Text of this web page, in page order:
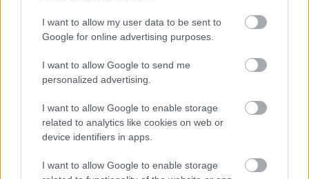
I want to allow my user data to be sent to
Google for online advertising purposes.
I want to allow Google to send me
personalized advertising.
I want to allow Google to enable storage
related to analytics like cookies on web or
device identifiers in apps.
I want to allow Google to enable storage
Lehet, hogy mégis megússzuk Paks teljes leállítását, némileg
emelkedett a vízszint (VIDEÓVAL)
Tugyi Zétény ezüstérmet szerzett a bakui U17-es birkózó-
világbajnokságon
Átfogó országos ellenőrzés indult a hazai akkumulátoripari
üzemekben
A Tisza visszahúzódott, és évszázadok óta nem látott